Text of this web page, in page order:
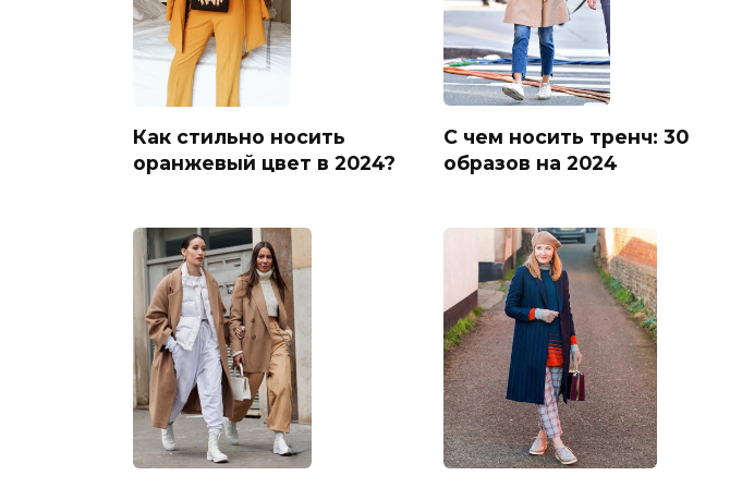
Как стильно носить
оранжевый цвет в 2024?
С чем носить тренч: 30
образов на 2024